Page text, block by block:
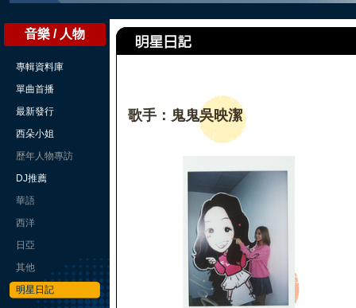
音樂 / 人物
專輯資料庫
單曲首播
最新發行
西朵小姐
歷年人物專訪
DJ推薦
華語
西洋
日亞
其他
明星日記
歌手：鬼鬼吳映潔